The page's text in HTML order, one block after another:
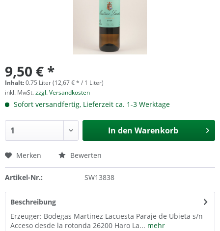
9,50 € *
Inhalt:0.75 Liter (12,67 € * / 1 Liter)
inkl. MwSt.zzgl. Versandkosten
Sofort versandfertig, Lieferzeit ca. 1-3 Werktage
In den Warenkorb
Merken Bewerten
Artikel-Nr.: SW13838
Beschreibung
Erzeuger: Bodegas Martinez Lacuesta Paraje de Ubieta s/n
Acceso desde la rotonda 26200 Haro La... mehr